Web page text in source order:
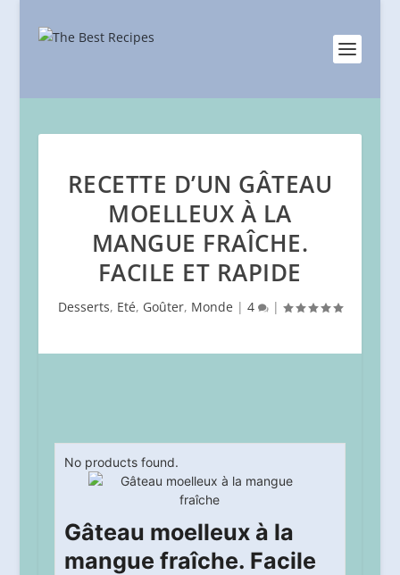
RECETTE D’UN GÂTEAU
MOELLEUX À LA
MANGUE FRAÎCHE.
FACILE ET RAPIDE
Desserts, Eté, Goûter, Monde | 4 |
No products found.
Gâteau moelleux à la
mangue fraîche. Facile